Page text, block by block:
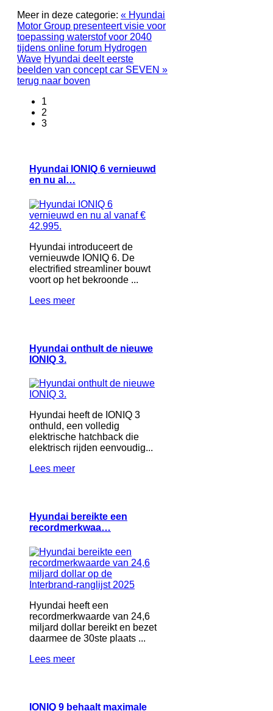
Meer in deze categorie: « Hyundai
Motor Group presenteert visie voor
toepassing waterstof voor 2040
tijdens online forum Hydrogen
Wave Hyundai deelt eerste
beelden van concept car SEVEN »
terug naar boven
1
2
3
Hyundai IONIQ 6 vernieuwd
en nu al…
Hyundai introduceert de
vernieuwde IONIQ 6. De
electrified streamliner bouwt
voort op het bekroonde ...
Lees meer
Hyundai onthult de nieuwe
IONIQ 3.
Hyundai heeft de IONIQ 3
onthuld, een volledig
elektrische hatchback die
elektrisch rijden eenvoudig...
Lees meer
Hyundai bereikte een
recordmerkwaa…
Hyundai heeft een
recordmerkwaarde van 24,6
miljard dollar bereikt en bezet
daarmee de 30ste plaats ...
Lees meer
IONIQ 9 behaalt maximale